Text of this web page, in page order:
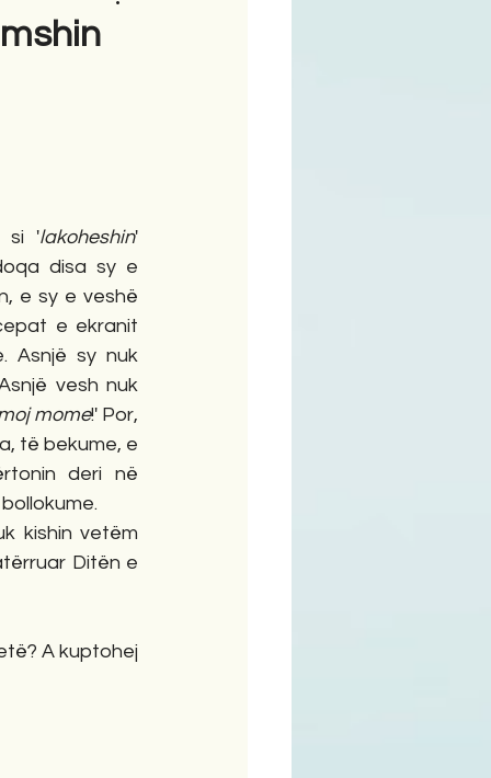
si 'lakoheshin'
disa sy e
e sy e veshë
e ekranit
Asnjë sy nuk
vesh nuk
mome!' Por,
të bekume, e
deri në
kishin vetëm
Ditën e
A kuptohej